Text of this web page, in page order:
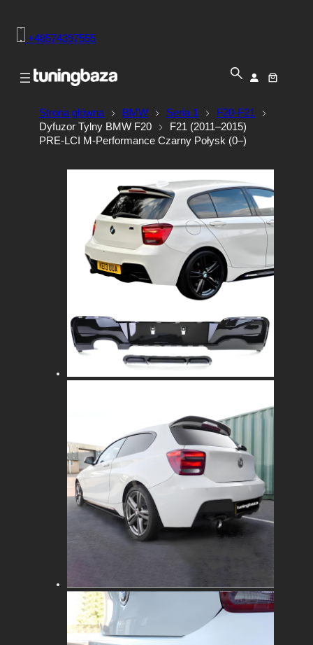
+48574397555
Strona główna BMW Seria 1
F20-F21
Dyfuzor Tylny BMW F20
F21 (2011–2015)
PRE-LCI M-Performance Czarny Połysk (0–)